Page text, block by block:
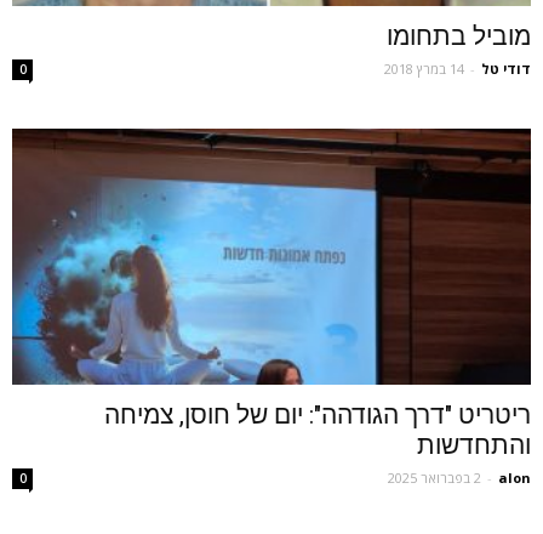
מוביל בתחומו
דודי טל - 14 במרץ 2018 0
ריטריט "דרך הגודהה": יום של חוסן, צמיחה
והתחדשות
alon
- 2 בפברואר 2025 0